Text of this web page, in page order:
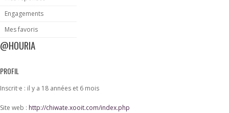
Engagements
Mes favoris
@HOURIA
PROFIL
Inscrit·e : il y a 18 années et 6 mois
Site web : http://chiwate.xooit.com/index.php